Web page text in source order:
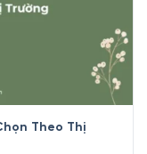
Theo Thị